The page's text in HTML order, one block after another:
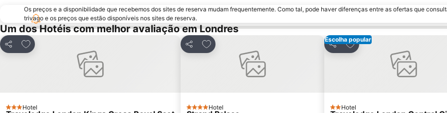
Os preços e a disponibilidade que recebemos dos sites de reserva mudam frequentemente. Como tal, pode haver diferenças entre as ofertas que
trivago e os preços que estão disponíveis nos sites de reserva.
Um dos Hotéis com melhor avaliação em Londres
Partilhar
Adicionar aos favoritos
Hotel
Partilhar
Adicionar aos favoritos
Hotel
Escolha popular
Partilhar
Adicionar aos favoritos
Hotel